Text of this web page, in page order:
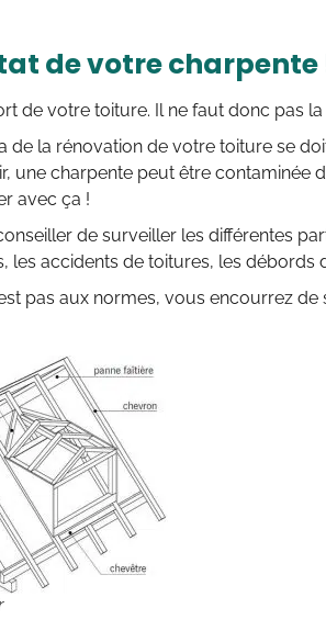
de votre charpente
de votre toiture. Il ne faut donc pas
de la rénovation de votre toiture se
une charpente peut être contaminée
avec ça !
de surveiller les différentes
les accidents de toitures, les débords
pas aux normes, vous encourrez